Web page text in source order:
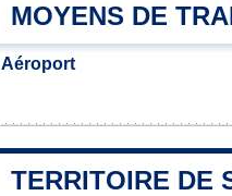
MOYENS DE
Aéroport
TERRITOIRE DE